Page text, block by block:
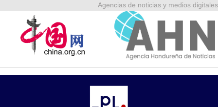
Agencias de noticias y medios digitales